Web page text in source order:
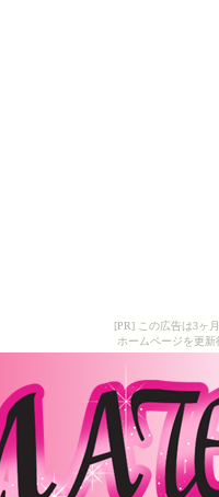
[PR] この広告は3ヶ
ホームページを更